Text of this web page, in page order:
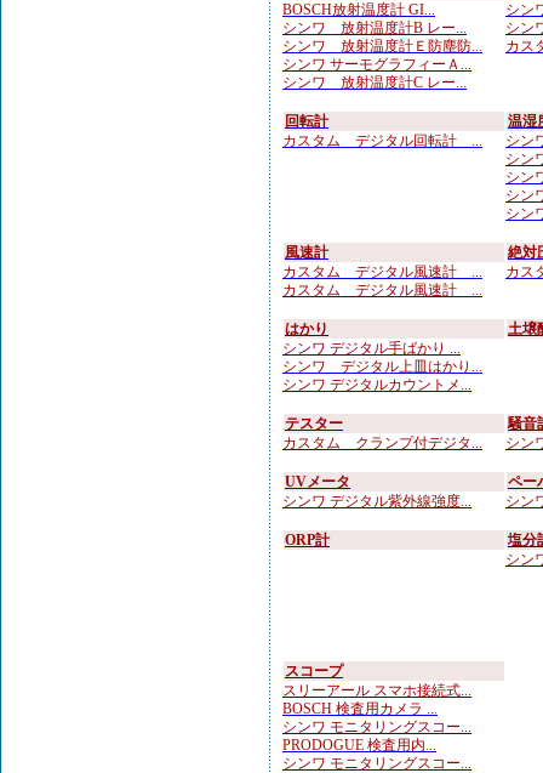
BOSCH放射温度計 GI...
シンワ 放射温度計B レー...
シンワ 放射温度計Ｅ防塵防...
シンワ サーモグラフィーＡ...
シンワ 放射温度計C レー...
シン
シン
カス
回転計
カスタム デジタル回転計 ...
温湿
シン
シン
シン
シン
シン
風速計
カスタム デジタル風速計 ...
カスタム デジタル風速計 ...
絶対
カス
はかり
シンワ デジタル手ばかり ...
シンワ デジタル上皿はかり...
シンワ デジタルカウントメ...
土壌
テスター
カスタム クランプ付デジタ...
騒音
シン
UVメータ
シンワ デジタル紫外線強度...
ペー
シン
ORP計
塩分
シン
スコープ
スリーアール スマホ接続式...
BOSCH 検査用カメラ ...
シンワ モニタリングスコー...
PRODOGUE 検査用内...
シンワ モニタリングスコー...